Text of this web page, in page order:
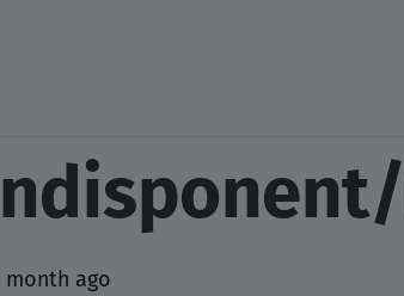
month ago